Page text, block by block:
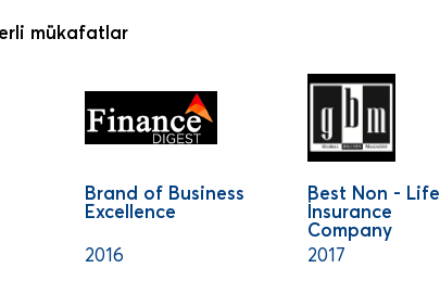
mükafatlar
Brand of Business
Excellence
2016
Best Non - Life
İnsurance
Company
2017